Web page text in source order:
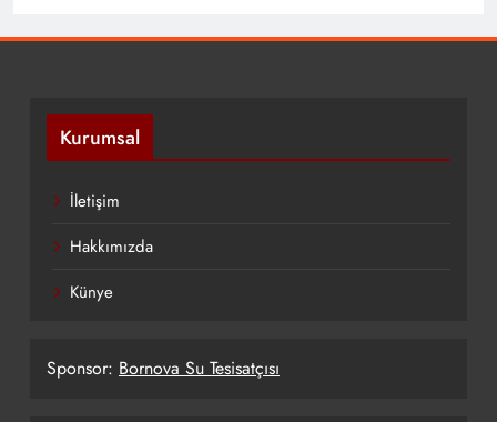
Kurumsal
İletişim
Hakkımızda
Künye
Sponsor: Bornova Su Tesisatçısı